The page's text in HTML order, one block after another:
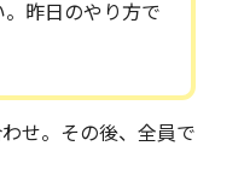
昨日のやり方で
せ。その後、全員で